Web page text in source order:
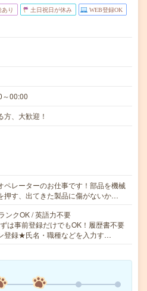
り 土日祝日が休み WEB登録OK
00:00
、大歓迎！
ペレーターのお仕事です！部品を機械
押す、出てきた製品に傷がないか…
ンクOK / 英語力不要
は事前登録だけでもOK！履歴書不要
登録★氏名・職種などを入力す…